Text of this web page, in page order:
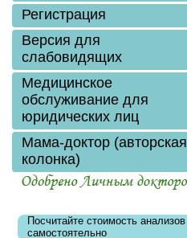
Регистрация
Версия для
слабовидящих
Медицинское
обслуживание для
юридических лиц
Мама-доктор (авторская
колонка)
Посчитайте стоимость анализов
самостоятельно